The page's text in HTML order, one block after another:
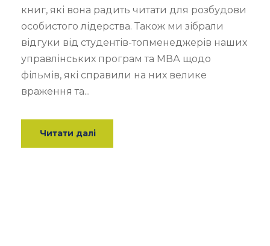
книг, які вона радить читати для розбудови
особистого лідерства. Також ми зібрали
відгуки від студентів-топменеджерів наших
управлінських програм та МВА щодо
фільмів, які справили на них велике
враження та...
Читати далі